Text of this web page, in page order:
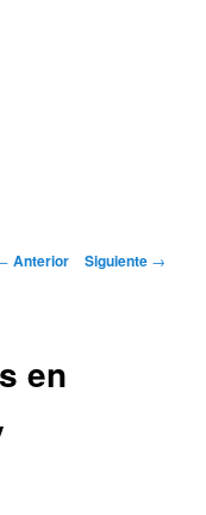
Anterior Siguiente →
en